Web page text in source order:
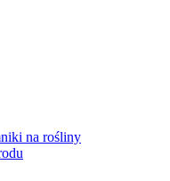
na rośliny